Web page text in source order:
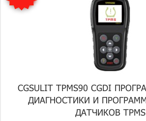
CGSULIT TPMS90 CGDI
ДИАГНОСТИКИ И
ДАТЧИКОВ TPMS